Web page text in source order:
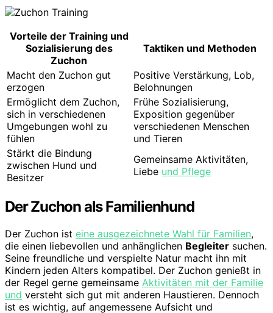
Vorteile der Training und
Sozialisierung des
Zuchon
Taktiken und Methoden
Macht den Zuchon gut
erzogen
Positive Verstärkung, Lob,
Belohnungen
Ermöglicht dem Zuchon,
sich in verschiedenen
Umgebungen wohl zu
fühlen
Frühe Sozialisierung,
Exposition gegenüber
verschiedenen Menschen
und Tieren
Stärkt die Bindung
zwischen Hund und
Besitzer
Gemeinsame Aktivitäten,
Liebe und Pflege
Der Zuchon als Familienhund
Der Zuchon ist eine ausgezeichnete Wahl für Familien,
die einen liebevollen und anhänglichen Begleiter suchen.
Seine freundliche und verspielte Natur macht ihn mit
Kindern jeden Alters kompatibel. Der Zuchon genießt in
der Regel gerne gemeinsame Aktivitäten mit der Familie
und versteht sich gut mit anderen Haustieren. Dennoch
ist es wichtig, auf angemessene Aufsicht und